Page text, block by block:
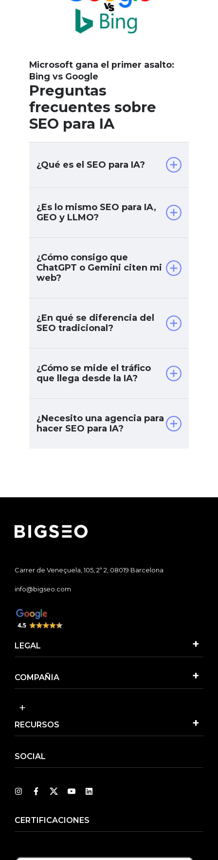
Microsoft gana el primer asalto:
Bing vs Google
Preguntas
frecuentes sobre
SEO para IA
¿Qué es el SEO para IA?
¿Es lo mismo SEO para IA,
GEO y LLMO?
¿Cómo consigo que
ChatGPT o Gemini citen mi
web?
¿En qué se diferencia del
SEO tradicional?
¿Cómo se mide el tráfico
que llega desde la IA?
¿Necesito una agencia para
hacer SEO para IA?
Carrer de Veneçuela, 105, 2ª 2, 08019 Barcelona
info@bigseo.com
LEGAL
COMPAÑIA
RECURSOS
SOCIAL
CERTIFICACIONES